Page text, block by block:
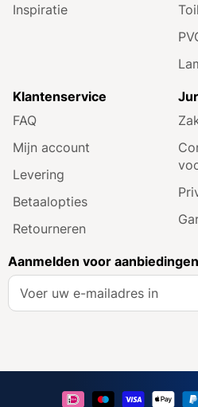
Inspiratie
Klantenservice
FAQ
Mijn account
Levering
Betaalopties
Retourneren
Aanmelden voor aanbiedingen
A
e